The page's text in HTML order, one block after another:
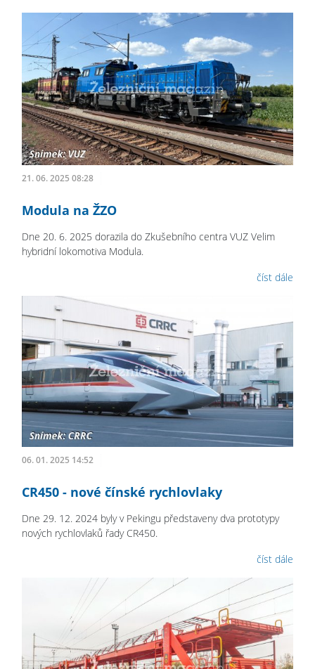
21. 06. 2025 08:28
Modula na ŽZO
Dne 20. 6. 2025 dorazila do Zkušebního centra VUZ Velim
hybridní lokomotiva Modula.
číst dále
06. 01. 2025 14:52
CR450 - nové čínské rychlovlaky
Dne 29. 12. 2024 byly v Pekingu představeny dva prototypy
nových rychlovlaků řady CR450.
číst dále